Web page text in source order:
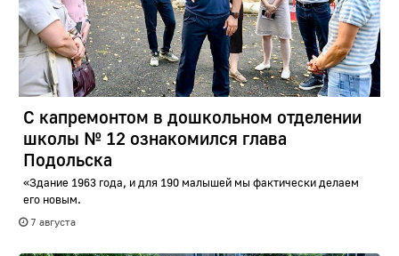
С капремонтом в дошкольном отделении
школы № 12 ознакомился глава
Подольска
«Здание 1963 года, и для 190 малышей мы фактически делаем
его новым.
7 августа